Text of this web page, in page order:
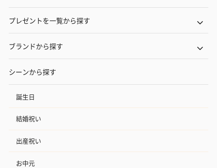
いぶりがっことチーズ
のオイル漬（981円）
ごろっとうまみ チーズ
プレゼントを一覧から探す
ブランドから探す
シーンから探す
誕生日
結婚祝い
出産祝い
お中元